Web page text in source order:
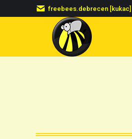
freebees.debrecen [kukac]